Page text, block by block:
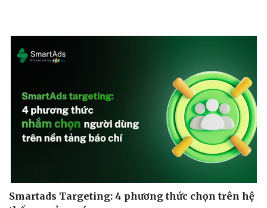
Smartads Targeting: 4 phương thức chọn trên hệ